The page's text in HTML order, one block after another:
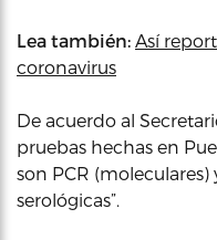
Lea también: Así
coronavirus
De acuerdo al
pruebas hechas en
son PCR (moleculares)
serológicas”.